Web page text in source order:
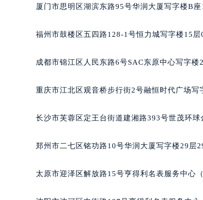
北京市东城区东长安街1号王府
内蒙古自治区阿拉善盟市左旗
内蒙古自治区包头市青山区幸
内蒙古自治区鄂尔多斯市东胜
内蒙古自治区通辽市科尔沁区
内蒙古自治区乌兰察布市集宁
内蒙古自治区兴安盟市乌兰浩
厦门市思明区湖滨东路95号华润大厦写字楼B座
福州市鼓楼区五四路128-1号恒力城写字楼15层
成都市锦江区人民东路6号SAC东原中心写字楼
重庆市江北区观音桥步行街2号融恒时代广场写
长沙市芙蓉区定王台街道建湘路393号世茂环
郑州市二七区铭功路10号华润大厦写字楼29层
太原市迎泽区解放路15号亨得利名表服务中心